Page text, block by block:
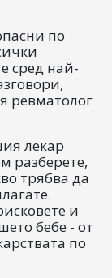
по
сред най-
ревматолог
лекар
разберете,
трябва да
и
бебе - от
по